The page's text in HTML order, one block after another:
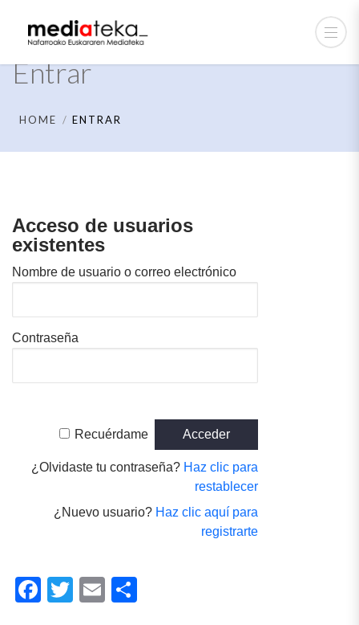
Entrar
HOME ENTRAR
Acceso de usuarios
existentes
Nombre de usuario o correo electrónico
Contraseña
Recuérdame
¿Olvidaste tu contraseña? Haz clic para
restablecer
¿Nuevo usuario? Haz clic aquí para
registrarte
Facebook
Twitter
Email